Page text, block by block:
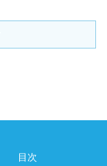
目次